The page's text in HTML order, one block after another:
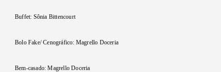
Buffet: Sônia Bittencourt
Bolo Fake/ Cenográfico: Magrello Doceria
Bem-casado: Magrello Doceria